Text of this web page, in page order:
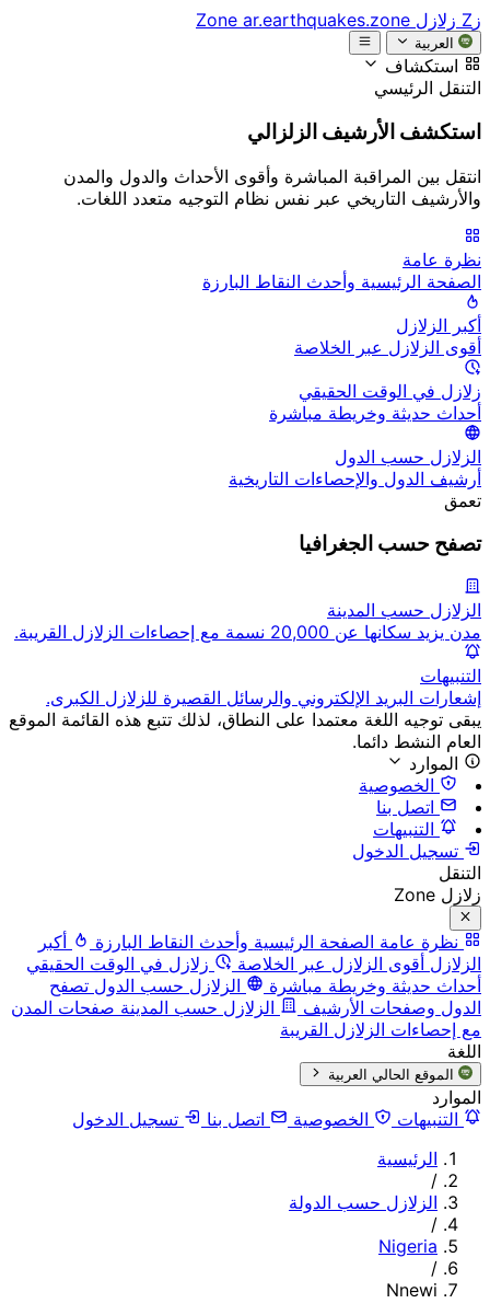
زZ زلازل Zone ar.earthquakes.zone
العربية
استكشاف
التنقل الرئيسي
استكشف الأرشيف الزلزالي
انتقل بين المراقبة المباشرة وأقوى الأحداث والدول والمدن
والأرشيف التاريخي عبر نفس نظام التوجيه متعدد اللغات.
نظرة عامة
الصفحة الرئيسية وأحدث النقاط البارزة
أكبر الزلازل
أقوى الزلازل عبر الخلاصة
زلازل في الوقت الحقيقي
أحداث حديثة وخريطة مباشرة
الزلازل حسب الدول
أرشيف الدول والإحصاءات التاريخية
تعمق
تصفح حسب الجغرافيا
الزلازل حسب المدينة
مدن يزيد سكانها عن 20,000 نسمة مع إحصاءات الزلازل القريبة.
التنبيهات
إشعارات البريد الإلكتروني والرسائل القصيرة للزلازل الكبرى.
يبقى توجيه اللغة معتمدا على النطاق، لذلك تتبع هذه القائمة الموقع
العام النشط دائما.
الموارد
الخصوصية
اتصل بنا
التنبيهات
تسجيل الدخول
التنقل
زلازل Zone
نظرة عامة الصفحة الرئيسية وأحدث النقاط البارزة
أكبر
الزلازل أقوى الزلازل عبر الخلاصة
زلازل في الوقت الحقيقي
أحداث حديثة وخريطة مباشرة
الزلازل حسب الدول تصفح
الدول وصفحات الأرشيف
الزلازل حسب المدينة صفحات المدن
مع إحصاءات الزلازل القريبة
اللغة
الموقع الحالي العربية
الموارد
التنبيهات
الخصوصية اتصل بنا
تسجيل الدخول
الرئيسية
/
الزلازل حسب الدولة
/
Nigeria
/
Nnewi